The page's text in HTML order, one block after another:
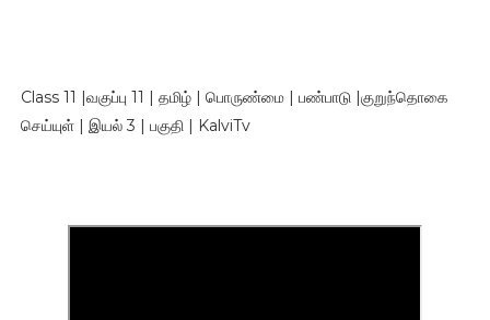
Class 11 |வகுப்பு 11 | தமிழ் | பொருண்மை | பண்பாடு |குறுந்தொகை
செய்யுள் | இயல் 3 | பகுதி | KalviTv